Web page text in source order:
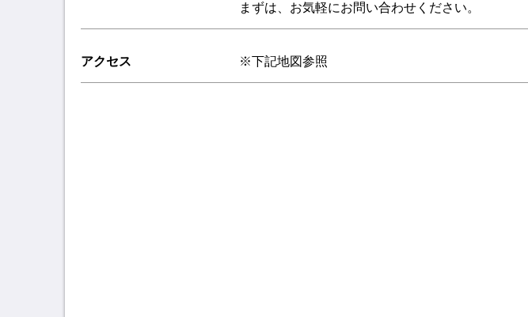
まずは、お気軽にお問い合わせください。
アクセス ※下記地図参照